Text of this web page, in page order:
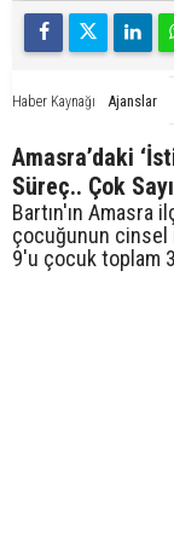
Haber Kaynağı Ajanslar
Amasra’daki
Süreç.. Çok
Bartın'ın Amasra
çocuğunun cinsel
9'u çocuk toplam